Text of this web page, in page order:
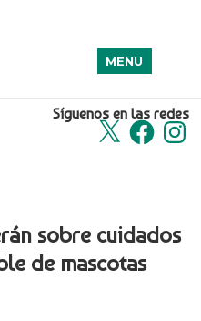
Síguenos en las redes
X Facebook
MENU
sobre cuidados
de mascotas